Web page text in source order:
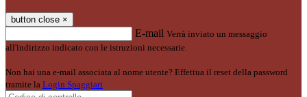
button close ×
E-mail Verrà inviato un messaggio
all'indirizzo indicato con le istruzioni necessarie.
Non hai una e-mail associata al nome utente? Effettua il reset della password
tramite la Login Spaggiari